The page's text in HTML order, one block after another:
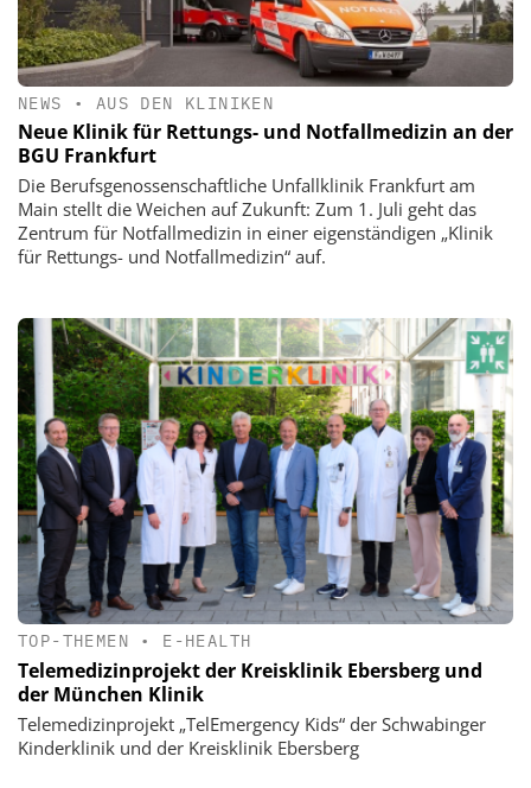
NEWS • AUS DEN KLINIKEN
Neue Klinik für Rettungs- und Notfallmedizin an der
BGU Frankfurt
Die Berufsgenossenschaftliche Unfallklinik Frankfurt am
Main stellt die Weichen auf Zukunft: Zum 1. Juli geht das
Zentrum für Notfallmedizin in einer eigenständigen „Klinik
für Rettungs- und Notfallmedizin“ auf.
TOP-THEMEN • E-HEALTH
Telemedizinprojekt der Kreisklinik Ebersberg und
der München Klinik
Telemedizinprojekt „TelEmergency Kids“ der Schwabinger
Kinderklinik und der Kreisklinik Ebersberg